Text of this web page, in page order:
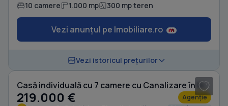
10 camere 1.000 mp 300 mp teren
Vezi anunțul pe Imobiliare.ro
Vezi istoricul prețurilor
Casă individuală cu 7 camere cu Canalizare în Mazepa 2
219.000 € Agenție